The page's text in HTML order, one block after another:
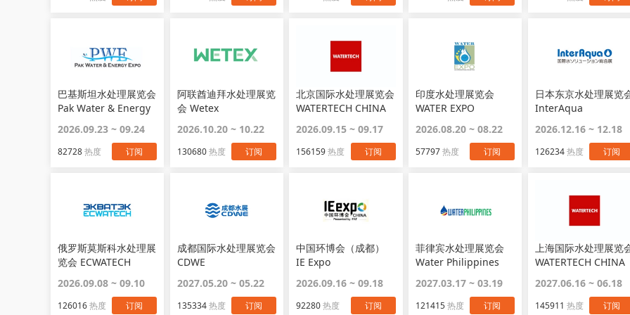
巴基斯坦水处理展览会
Pak Water & Energy
2026.09.23 ~ 09.24
82728热度 订阅
阿联酋迪拜水处理展览
会 Wetex
2026.10.20 ~ 10.22
130680热度 订阅
北京国际水处理展览会
WATERTECH CHINA
2026.09.15 ~ 09.17
156159热度 订阅
印度水处理展览会
WATER EXPO
2026.08.20 ~ 08.22
57797热度 订阅
日本东京水处理展览
InterAqua
2026.12.16 ~ 12.18
126234热度 订阅
俄罗斯莫斯科水处理展
览会 ECWATECH
2026.09.08 ~ 09.10
126016热度 订阅
成都国际水处理展览会
CDWE
2027.05.20 ~ 05.22
135334热度 订阅
中国环博会（成都）
IE Expo
2026.09.16 ~ 09.18
92280热度 订阅
菲律宾水处理展览会
Water Philippines
2027.03.17 ~ 03.19
121415热度 订阅
上海国际水处理展览
WATERTECH CHINA
2027.06.16 ~ 06.18
145911 热度 订阅